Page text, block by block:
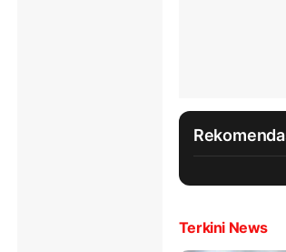
Terkini News